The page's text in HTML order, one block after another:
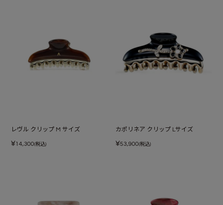
レヴル クリップ M サイズ
¥14,300(税込)
カポリネア クリップ Lサイズ
¥53,900(税込)